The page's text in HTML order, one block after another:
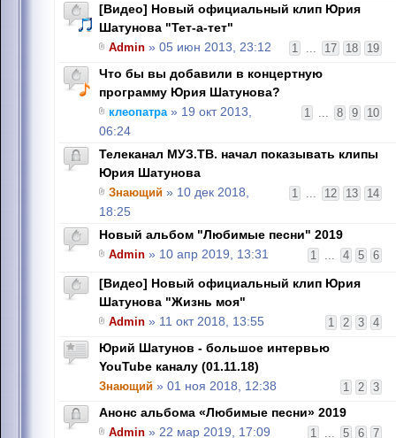
[Видео] Новый официальный клип Юрия
Шатунова "Тет-а-тет"
1 ... 17 18 19
Admin » 05 июн 2013, 23:12
Что бы вы добавили в концертную
программу Юрия Шатунова?
1 ... 8 9 10
клеопатра» 19 окт 2013,
06:24
Телеканал МУЗ.ТВ. начал показывать клипы
Юрия Шатунова
1 ... 12 13 14
Знающий » 10 дек 2018,
18:25
Новый альбом "Любимые песни" 2019
1 ... 4 5 6
Admin » 10 апр 2019, 13:31
[Видео] Новый официальный клип Юрия
Шатунова "Жизнь моя"
1 2 3 4
Admin » 11 окт 2018, 13:55
Юрий Шатунов - большое интервью
YouTube каналу (01.11.18)
1 2 3
Знающий » 01 ноя 2018, 12:38
Анонс альбома «Любимые песни» 2019
1 ... 5 6 7
Admin » 22 мар 2019, 17:09